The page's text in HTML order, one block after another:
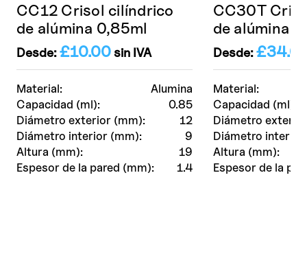
Material:
Alumina
Capacidad (ml):
0.85
Diámetro exterior (mm):
12
Diámetro interior (mm):
9
Altura (mm):
19
Espesor de la pared (mm):
1.4
CC12 Crisol cilíndrico
de alúmina 0,85ml
Desde:£10.00sin IVA
Material:
Capacidad (ml):
Diámetro
Diámetro interior
Altura (mm):
Espesor de la
CC30T
de alúmina
Desde:£